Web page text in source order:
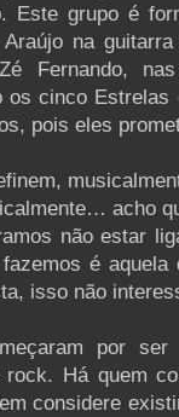
Este grupo é
na
Fernando,
cinco Estrelas
pois eles
acho
não estar
é
isso não
por
Há quem
considere